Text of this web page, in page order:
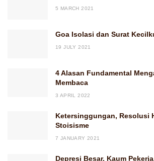
5 MARCH 2021
Goa Isolasi dan Surat
19 JULY 2021
4 Alasan Fundamental
Membaca
3 APRIL 2022
Ketersinggungan, Resolusi
Stoisisme
7 JANUARY 2021
Depresi Besar, Kaum